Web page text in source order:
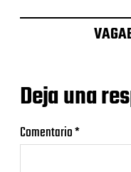
Deja una
Comentario*